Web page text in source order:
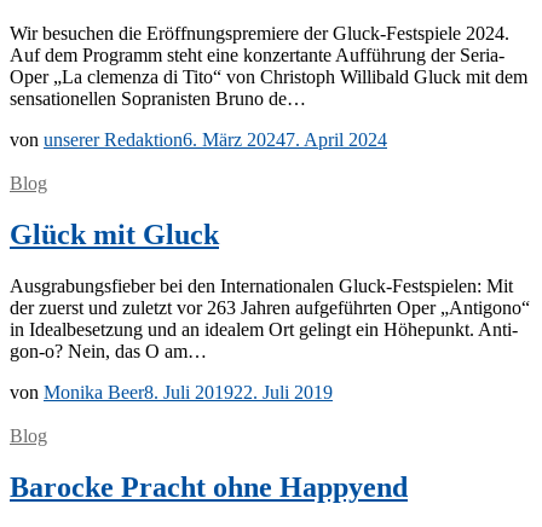
Wir be­su­chen die Er­öff­nungs­pre­mie­re der Gluck-Fes­t­­spie­­le 2024.
Auf dem Pro­gramm steht eine kon­zer­tan­te Auf­füh­rung der Se­ria-
Oper „La cle­men­za di Tito“ von Chris­toph Wil­li­bald Gluck mit dem
sen­sa­tio­nel­len So­pra­nis­ten Bru­no de…
von unserer Redaktion6. März 20247. April 2024
Blog
Glück mit Gluck
Aus­gra­bungs­fie­ber bei den In­ter­na­tio­na­len Gluck-Fes­t­­spie­­len: Mit
der zu­erst und zu­letzt vor 263 Jah­ren auf­ge­führ­ten Oper „An­ti­go­no“
in Ide­al­be­set­zung und an idea­lem Ort ge­lingt ein Hö­he­punkt. An­­ti­­
gon-o? Nein, das O am…
von Monika Beer8. Juli 201922. Juli 2019
Blog
Barocke Pracht ohne Happyend